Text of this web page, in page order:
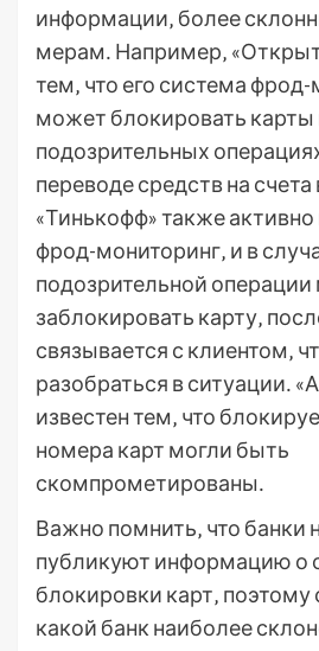
информации‚ более
мерам․ Например‚
тем‚ что его система
может блокировать карты
подозрительных
переводе средств на счета
«Тинькофф» также
фрод-мониторинг‚ и в
подозрительной
заблокировать карту‚
связывается с клиентом‚
разобраться в ситуации․
известен тем‚ что
номера карт могли быть
скомпрометированы․
Важно помнить‚ что банки
публикуют информацию о
блокировки карт‚ поэтому
какой банк наиболее